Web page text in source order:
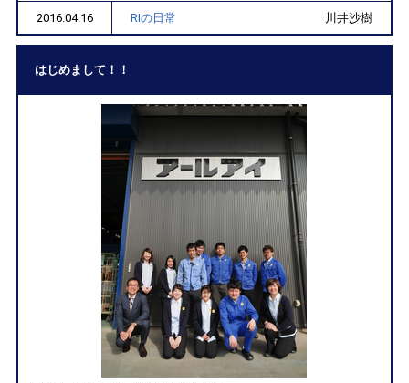
2016.04.16 RIの日常 川井沙樹
はじめまして！！